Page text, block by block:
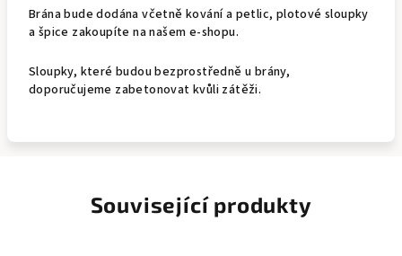
Brána bude dodána včetně kování a petlic, plotové sloupky
a špice zakoupíte na našem e-shopu.
Sloupky, které budou bezprostředně u brány,
doporučujeme zabetonovat kvůli zátěži.
Související produkty